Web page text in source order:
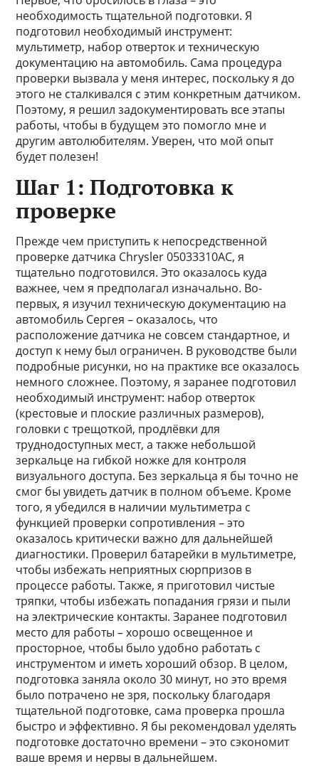
необходимость тщательной подготовки. Я
подготовил необходимый инструмент:
мультиметр, набор отверток и техническую
документацию на автомобиль. Сама процедура
проверки вызвала у меня интерес, поскольку я до
этого не сталкивался с этим конкретным датчиком.
Поэтому, я решил задокументировать все этапы
работы, чтобы в будущем это помогло мне и
другим автолюбителям. Уверен, что мой опыт
будет полезен!
Шаг 1: Подготовка к
проверке
Прежде чем приступить к непосредственной
проверке датчика Chrysler 05033310AC, я
тщательно подготовился. Это оказалось куда
важнее, чем я предполагал изначально. Во-
первых, я изучил техническую документацию на
автомобиль Сергея – оказалось, что
расположение датчика не совсем стандартное, и
доступ к нему был ограничен. В руководстве были
подробные рисунки, но на практике все оказалось
немного сложнее. Поэтому, я заранее подготовил
необходимый инструмент: набор отверток
(крестовые и плоские различных размеров),
головки с трещоткой, продлёвки для
труднодоступных мест, а также небольшой
зеркальце на гибкой ножке для контроля
визуального доступа. Без зеркальца я бы точно не
смог бы увидеть датчик в полном объеме. Кроме
того, я убедился в наличии мультиметра с
функцией проверки сопротивления – это
оказалось критически важно для дальнейшей
диагностики. Проверил батарейки в мультиметре,
чтобы избежать неприятных сюрпризов в
процессе работы. Также, я приготовил чистые
тряпки, чтобы избежать попадания грязи и пыли
на электрические контакты. Заранее подготовил
место для работы – хорошо освещенное и
просторное, чтобы было удобно работать с
инструментом и иметь хороший обзор. В целом,
подготовка заняла около 30 минут, но это время
было потрачено не зря, поскольку благодаря
тщательной подготовке, сама проверка прошла
быстро и эффективно. Я бы рекомендовал уделять
подготовке достаточно времени – это сэкономит
ваше время и нервы в дальнейшем.